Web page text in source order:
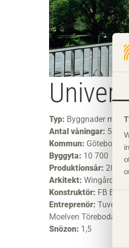
Typ: Byggnader med
Antal våningar: 5
Kommun: Göteborg
Byggyta: 10 700
Produktionsår: 2001
Arkitekt: Wingårdh
Konstruktör: FB
Entreprenör: Tuve
Moelven Töreboda
Snözon: 1,5